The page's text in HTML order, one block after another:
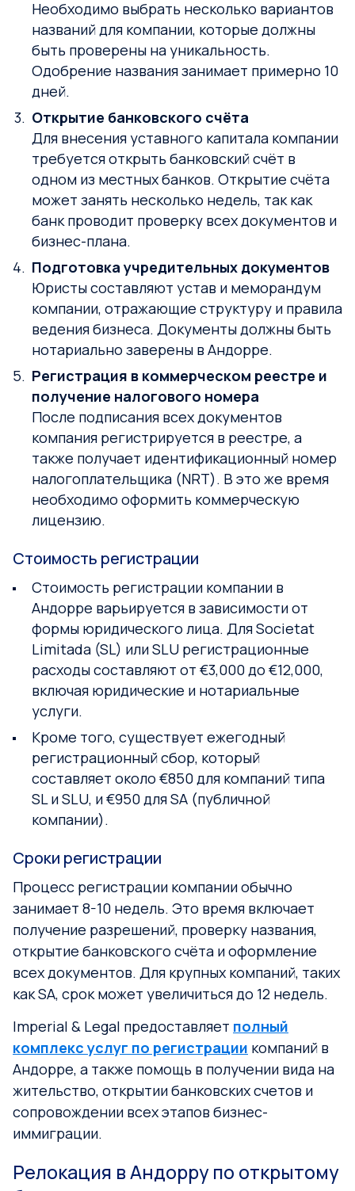
Необходимо выбрать несколько вариантов
названий для компании, которые должны
быть проверены на уникальность.
Одобрение названия занимает примерно 10
дней.
Открытие банковского счёта
Для внесения уставного капитала компании
требуется открыть банковский счёт в
одном из местных банков. Открытие счёта
может занять несколько недель, так как
банк проводит проверку всех документов и
бизнес-плана.
Подготовка учредительных документов
Юристы составляют устав и меморандум
компании, отражающие структуру и правила
ведения бизнеса. Документы должны быть
нотариально заверены в Андорре.
Регистрация в коммерческом реестре и
получение налогового номера
После подписания всех документов
компания регистрируется в реестре, а
также получает идентификационный номер
налогоплательщика (NRT). В это же время
необходимо оформить коммерческую
лицензию.
Стоимость регистрации
Стоимость регистрации компании в
Андорре варьируется в зависимости от
формы юридического лица. Для Societat
Limitada (SL) или SLU регистрационные
расходы составляют от €3,000 до €12,000,
включая юридические и нотариальные
услуги.
Кроме того, существует ежегодный
регистрационный сбор, который
составляет около €850 для компаний типа
SL и SLU, и €950 для SA (публичной
компании).
Сроки регистрации
Процесс регистрации компании обычно
занимает 8-10 недель. Это время включает
получение разрешений, проверку названия,
открытие банковского счёта и оформление
всех документов. Для крупных компаний, таких
как SA, срок может увеличиться до 12 недель.
Imperial & Legal предоставляет полный
комплекс услуг по регистрации компаний в
Андорре, а также помощь в получении вида на
жительство, открытии банковских счетов и
сопровождении всех этапов бизнес-
иммиграции.
Релокация в Андорру по открытому